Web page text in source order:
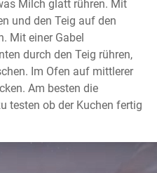
Milch glatt rühren. Mit
und den Teig auf den
Mit einer Gabel
durch den Teig rühren,
Im Ofen auf mittlerer
Am besten die
testen ob der Kuchen fertig